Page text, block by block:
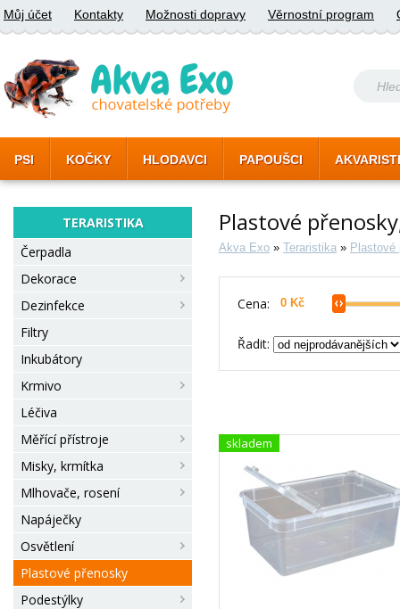
Můj účet Kontakty Možnosti dopravy Věrnostní program
PSI KOČKY HLODAVCI PAPOUŠCI
TERARISTIKA
Čerpadla
Dekorace
Dezinfekce
Filtry
Inkubátory
Krmivo
Léčiva
Měřící přístroje
Misky, krmítka
Mlhovače, rosení
Napáječky
Osvětlení
Plastové přenosky
Podestýlky
Plastové
Akva Exo » Teraristika » Plastové
Cena:
Řadit:
skladem